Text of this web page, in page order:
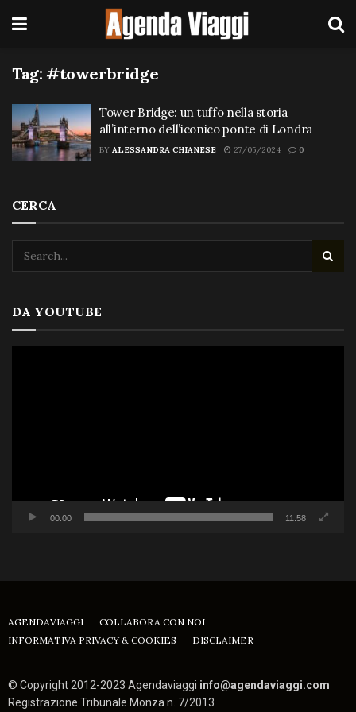
Tag: #towerbridge
Tower Bridge: un tuffo nella storia
all’interno dell’iconico ponte di Londra
BY ALESSANDRA CHIANESE 27/05/2024 0
CERCA
DA YOUTUBE
00:00 11:58
AGENDAVIAGGI
COLLABORA CON NOI
INFORMATIVA PRIVACY & COOKIES
DISCLAIMER
© Copyright 2012-2023 Agendaviaggi info@agendaviaggi.com
Registrazione Tribunale Monza n. 7/2013